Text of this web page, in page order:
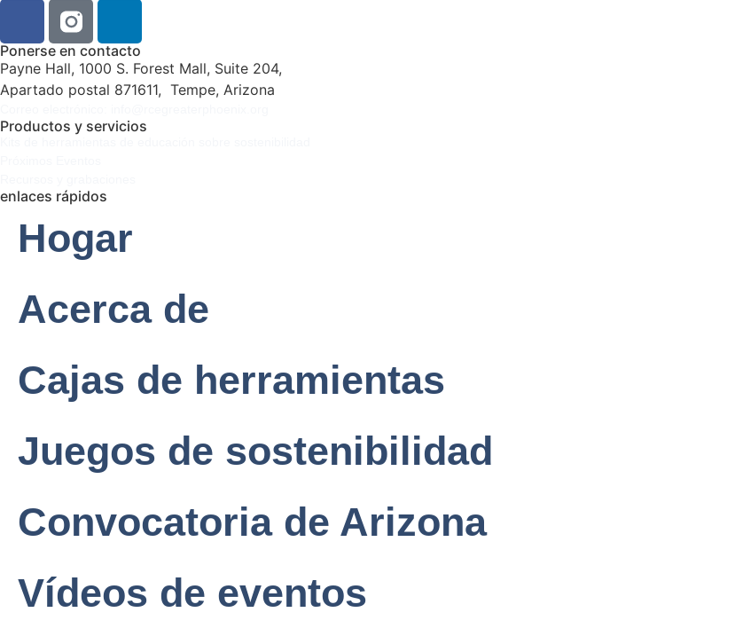
Ponerse en contacto
Payne Hall, 1000 S. Forest Mall, Suite 204,
Apartado postal 871611, Tempe, Arizona
Productos y servicios
enlaces rápidos
Hogar
Acerca de
Cajas de herramientas
Juegos de sostenibilidad
Convocatoria de Arizona
Vídeos de eventos